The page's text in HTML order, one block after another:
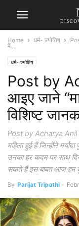
Home धर्म- ज्योतिष
में...
धर्म- ज्योतिष
Post by
आइए जाने
विशिष्ट
Post by Acharya Anil
महिला हुई हैं जिन्होंने
उनका हर कदम पर साथ
सकते हैं इस बाबत आज हम
By Parijat Tripathi -